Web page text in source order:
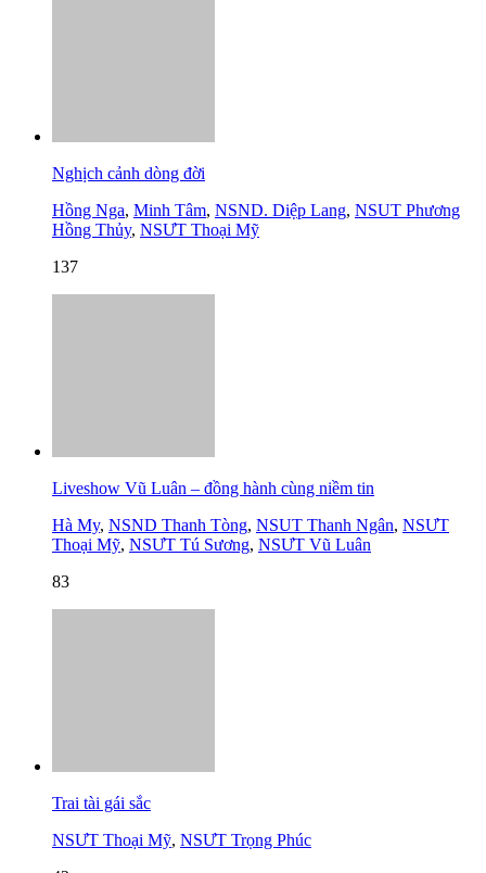
Nghịch cảnh dòng đời
Hồng Nga, Minh Tâm, NSND. Diệp Lang, NSUT Phương
Hồng Thủy, NSƯT Thoại Mỹ
137
Liveshow Vũ Luân – đồng hành cùng niềm tin
Hà My, NSND Thanh Tòng, NSUT Thanh Ngân, NSƯT
Thoại Mỹ, NSƯT Tú Sương, NSƯT Vũ Luân
83
Trai tài gái sắc
NSƯT Thoại Mỹ, NSƯT Trọng Phúc